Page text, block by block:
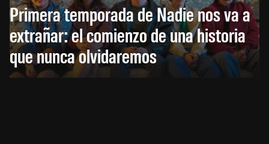
Primera temporada de Nadie nos va a
extrañar: el comienzo de una historia
que nunca olvidaremos